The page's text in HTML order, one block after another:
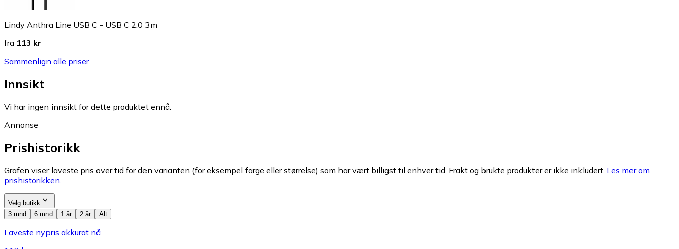
Lindy Anthra Line USB C - USB C 2.0 3m
fra 113 kr
Sammenlign alle priser
Innsikt
Vi har ingen innsikt for dette produktet ennå.
Annonse
Prishistorikk
Grafen viser laveste pris over tid for den varianten (for eksempel farge eller størrelse) som har vært billigst til enhver tid. Frakt og brukte produkter er ikke inkludert. Les mer om
prishistorikken.
Velg butikk
3 mnd
6 mnd 1 år 2 år Alt
Laveste nypris akkurat nå